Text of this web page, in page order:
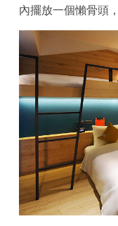
內擺放一個懶骨頭